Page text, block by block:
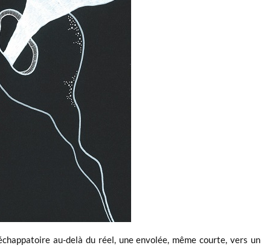
au-delà du réel, une envolée, même courte, vers un